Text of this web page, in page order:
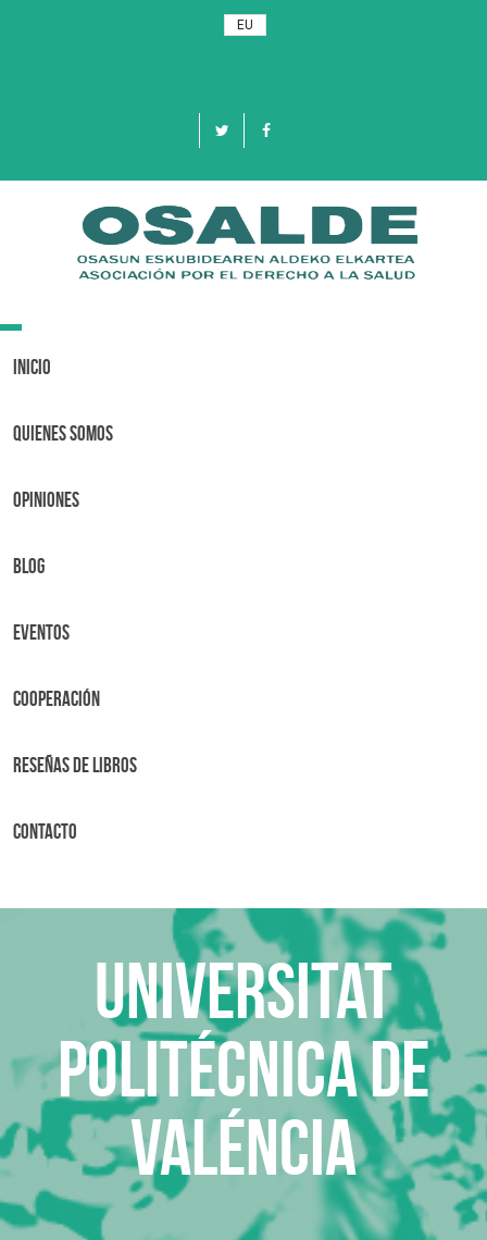
EU
Toggle
Inicio
Quienes Somos
OPINIONES
BLOG
Eventos
Cooperación
Reseñas de libros
Contacto
Universitat
Politécnica de
Valéncia